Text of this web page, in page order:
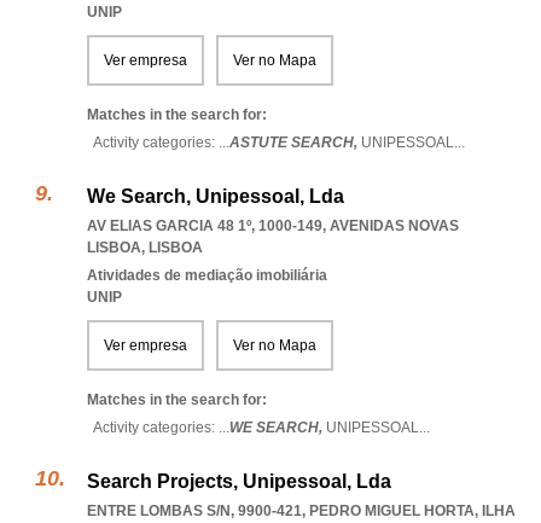
UNIP
Ver empresa Ver no Mapa
Matches in the search for:
Activity categories: ...ASTUTE SEARCH, UNIPESSOAL...
We Search, Unipessoal, Lda
AV ELIAS GARCIA 48 1º, 1000-149, AVENIDAS NOVAS
LISBOA, LISBOA
Atividades de mediação imobiliária
UNIP
Ver empresa Ver no Mapa
Matches in the search for:
Activity categories: ...WE SEARCH, UNIPESSOAL...
Search Projects, Unipessoal, Lda
ENTRE LOMBAS S/N, 9900-421, PEDRO MIGUEL HORTA, ILHA